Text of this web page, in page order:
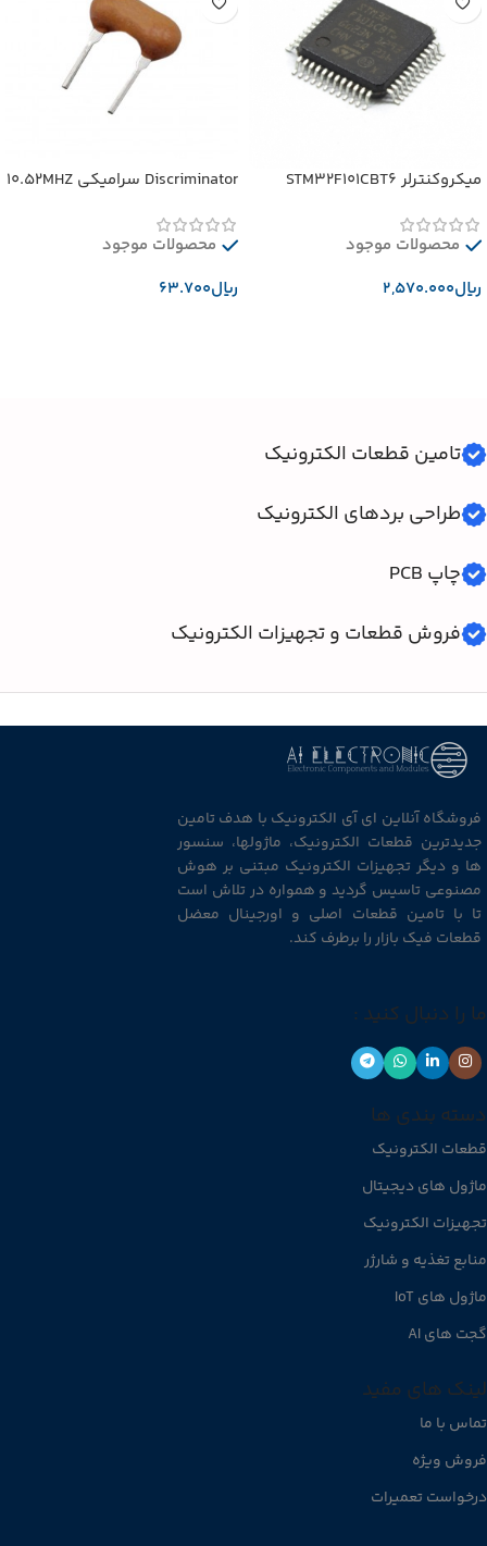
میکروکنترلر STM32F101CBT6
محصولات موجود
﷼
Discriminator سرامیکی 10.52MHZ
محصولات موجود
﷼
تامین قطعات الکترونیک
طراحی بردهای الکترونیک
چاپ PCB
فروش قطعات و تجهیزات الکترونیک
فروشگاه آنلاین ای آی الکترونیک با هدف تامین
جدیدترین قطعات الکترونیک، ماژولها، سنسور
ها و دیگر تجهیزات الکترونیک مبتنی بر هوش
مصنوعی تاسیس گردید و همواره در تلاش است
تا با تامین قطعات اصلی و اورجینال معضل
قطعات فیک بازار را برطرف کند.
ما را دنبال کنید :
دسته بندی ها
قطعات الکترونیک
ماژول های دیجیتال
تجهیزات الکترونیک
منابع تغذیه و شارژر
ماژول های IoT
گجت های AI
لینک های مفید
تماس با ما
فروش ویژه
درخواست تعمیرات